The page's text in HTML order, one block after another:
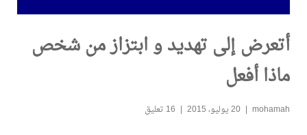
إلى تهديد و ابتزاز من شخص
20 يوليو، 2015 16 تعليق